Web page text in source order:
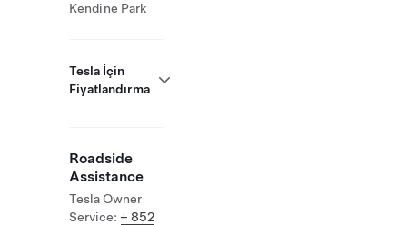
Kendine Park
Tesla İçin
Fiyatlandırma
Roadside
Assistance
Tesla Owner
Service: + 852